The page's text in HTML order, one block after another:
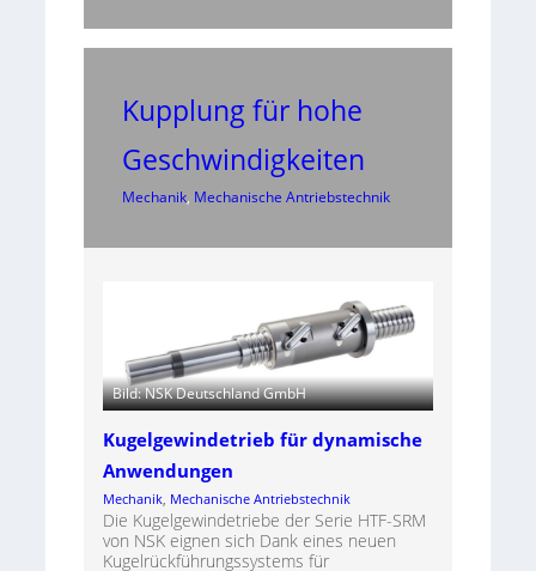
Kupplung für hohe
Geschwindigkeiten
Mechanik, Mechanische Antriebstechnik
Bild: NSK Deutschland GmbH
Kugelgewindetrieb für dynamische
Anwendungen
Mechanik, Mechanische Antriebstechnik
Die Kugelgewindetriebe der Serie HTF-SRM
von NSK eignen sich Dank eines neuen
Kugelrückführungssystems für